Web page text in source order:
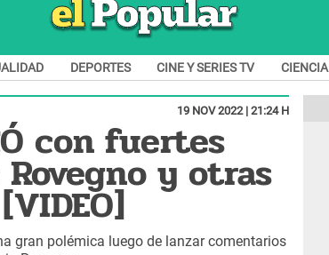
DEPORTES CINE Y SERIES TV CIENCIA
19 NOV 2022 | 21:24 H
con fuertes
y otras
gran polémica luego de lanzar comentarios